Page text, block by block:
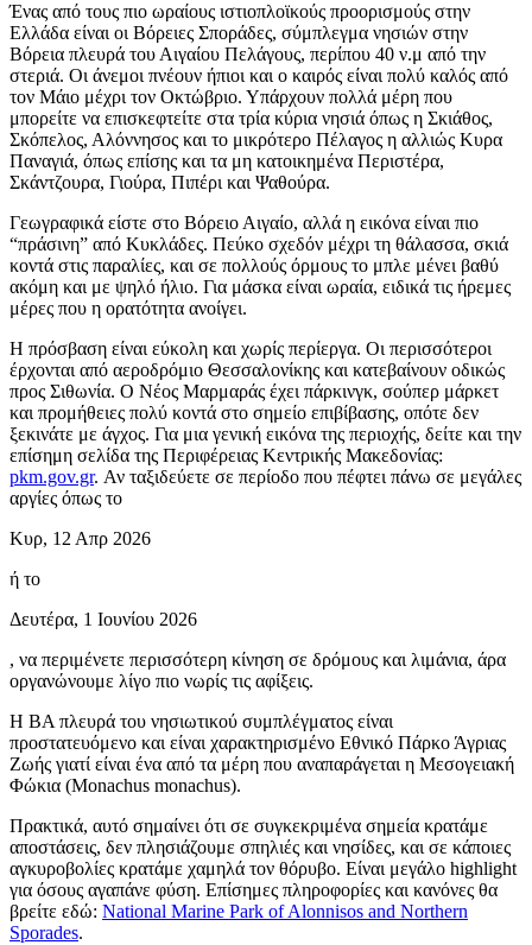
Ένας από τους πιο ωραίους ιστιοπλοϊκούς προορισμούς στην
Ελλάδα είναι οι Βόρειες Σποράδες, σύμπλεγμα νησιών στην
Βόρεια πλευρά του Αιγαίου Πελάγους, περίπου 40 ν.μ από την
στεριά. Οι άνεμοι πνέουν ήπιοι και ο καιρός είναι πολύ καλός από
τον Μάιο μέχρι τον Οκτώβριο. Υπάρχουν πολλά μέρη που
μπορείτε να επισκεφτείτε στα τρία κύρια νησιά όπως η Σκιάθος,
Σκόπελος, Αλόννησος και το μικρότερο Πέλαγος η αλλιώς Κυρα
Παναγιά, όπως επίσης και τα μη κατοικημένα Περιστέρα,
Σκάντζουρα, Γιούρα, Πιπέρι και Ψαθούρα.
Γεωγραφικά είστε στο Βόρειο Αιγαίο, αλλά η εικόνα είναι πιο
“πράσινη” από Κυκλάδες. Πεύκο σχεδόν μέχρι τη θάλασσα, σκιά
κοντά στις παραλίες, και σε πολλούς όρμους το μπλε μένει βαθύ
ακόμη και με ψηλό ήλιο. Για μάσκα είναι ωραία, ειδικά τις ήρεμες
μέρες που η ορατότητα ανοίγει.
Η πρόσβαση είναι εύκολη και χωρίς περίεργα. Οι περισσότεροι
έρχονται από αεροδρόμιο Θεσσαλονίκης και κατεβαίνουν οδικώς
προς Σιθωνία. Ο Νέος Μαρμαράς έχει πάρκινγκ, σούπερ μάρκετ
και προμήθειες πολύ κοντά στο σημείο επιβίβασης, οπότε δεν
ξεκινάτε με άγχος. Για μια γενική εικόνα της περιοχής, δείτε και την
επίσημη σελίδα της Περιφέρειας Κεντρικής Μακεδονίας:
pkm.gov.gr. Αν ταξιδεύετε σε περίοδο που πέφτει πάνω σε μεγάλες
αργίες όπως το
Κυρ, 12 Απρ 2026
ή το
Δευτέρα, 1 Ιουνίου 2026
, να περιμένετε περισσότερη κίνηση σε δρόμους και λιμάνια, άρα
οργανώνουμε λίγο πιο νωρίς τις αφίξεις.
Η ΒΑ πλευρά του νησιωτικού συμπλέγματος είναι
προστατευόμενο και είναι χαρακτηρισμένο Εθνικό Πάρκο Άγριας
Ζωής γιατί είναι ένα από τα μέρη που αναπαράγεται η Μεσογειακή
Φώκια (Monachus monachus).
Πρακτικά, αυτό σημαίνει ότι σε συγκεκριμένα σημεία κρατάμε
αποστάσεις, δεν πλησιάζουμε σπηλιές και νησίδες, και σε κάποιες
αγκυροβολίες κρατάμε χαμηλά τον θόρυβο. Είναι μεγάλο highlight
για όσους αγαπάνε φύση. Επίσημες πληροφορίες και κανόνες θα
βρείτε εδώ: National Marine Park of Alonnisos and Northern
Sporades.